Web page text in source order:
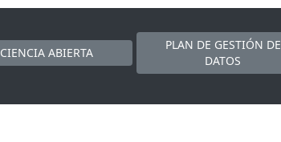
CIENCIA ABIERTA
PLAN DE GESTIÓN DE
DATOS